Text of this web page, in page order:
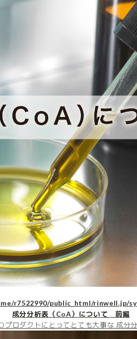
r7522990/public_html/rinwell.jp/
成分分析表（CoA）について 前編
プロダクトにとってとても大事な 成分